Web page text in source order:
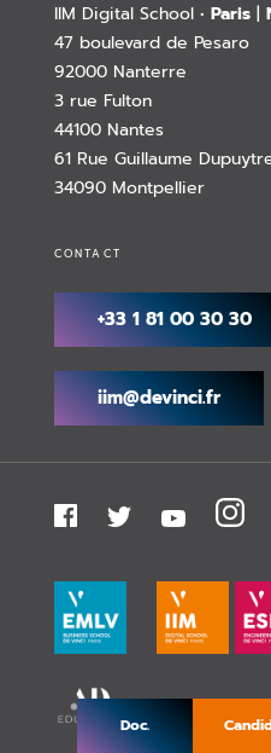
Doc.
IIM Digital School • Paris |
47 boulevard de Pesaro
92000 Nanterre
3 rue Fulton
44100 Nantes
61 Rue Guillaume
34090 Montpellier
CONTACT
+33 1 81 00 30 30
iim@devinci.fr